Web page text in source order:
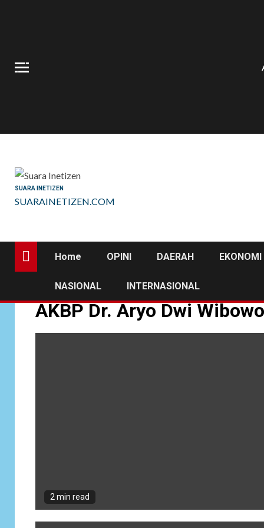
SUARA INETIZEN
SUARAINETIZEN.COM
Home OPINI DAERAH
NASIONAL INTERNASIONAL
AKBP Dr. Aryo Dwi Wibowo
2 min read